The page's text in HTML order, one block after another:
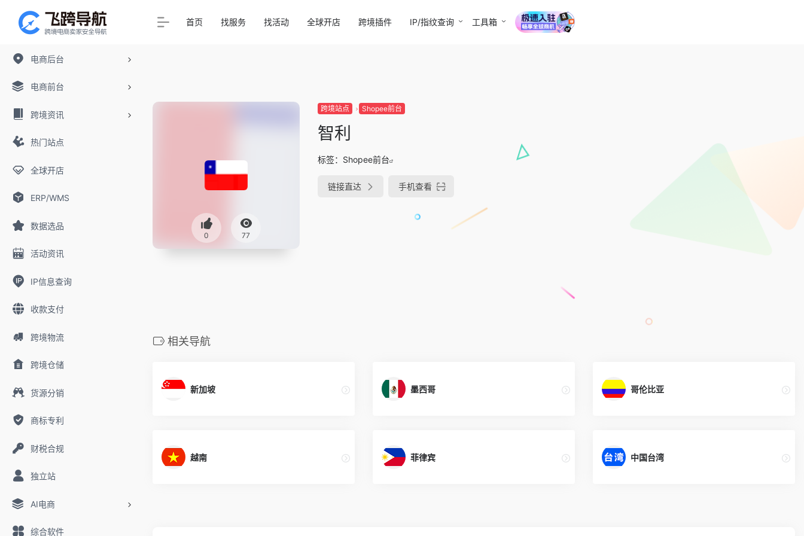
电商后台
电商前台
跨境资讯
热门站点
全球开店
ERP/WMS
数据选品
活动资讯
IP信息查询
收款支付
跨境物流
跨境仓储
货源分销
商标专利
财税合规
独立站
AI电商
综合软件
首页 找服务 找活动 全球开店 跨境插件 IP/指纹查询 工具箱
0 77
跨境站点 Shopee前台
智利
标签： Shopee前台
链接直达 手机查看
相关导航
新加坡 墨西哥 哥伦比亚
越南 菲律宾 中国台湾